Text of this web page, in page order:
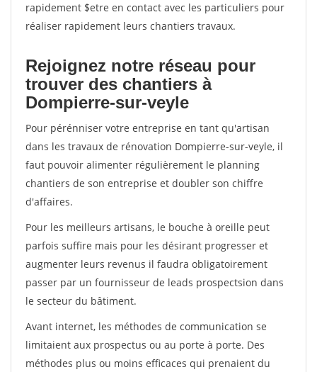
rapidement $etre en contact avec les particuliers pour
réaliser rapidement leurs chantiers travaux.
Rejoignez notre réseau pour
trouver des chantiers à
Dompierre-sur-veyle
Pour pérénniser votre entreprise en tant qu'artisan
dans les travaux de rénovation Dompierre-sur-veyle, il
faut pouvoir alimenter régulièrement le planning
chantiers de son entreprise et doubler son chiffre
d'affaires.
Pour les meilleurs artisans, le bouche à oreille peut
parfois suffire mais pour les désirant progresser et
augmenter leurs revenus il faudra obligatoirement
passer par un fournisseur de leads prospectsion dans
le secteur du bâtiment.
Avant internet, les méthodes de communication se
limitaient aux prospectus ou au porte à porte. Des
méthodes plus ou moins efficaces qui prenaient du